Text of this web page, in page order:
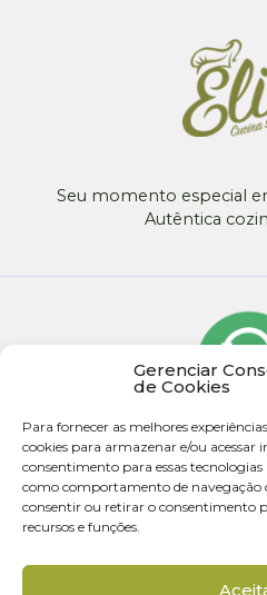
Gerenciar
de Cookies
Para fornecer as melhores
cookies para armazenar e/ou acessar
consentimento para essas
como comportamento de navegação
consentir ou retirar o consentimento
recursos e funções.
Seu momento especial
Autêntica